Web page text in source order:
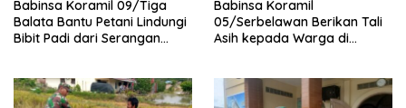
Babinsa Koramil 09/Tiga
Balata Bantu Petani Lindungi
Bibit Padi dari Serangan
Babinsa Koramil
05/Serbelawan Berikan Tali
Asih kepada Warga di